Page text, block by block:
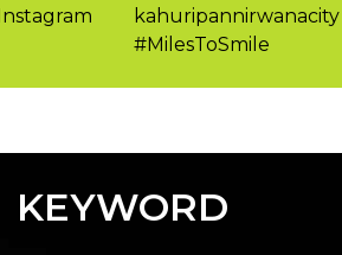
#MilesToSmil​e
KEYWORD